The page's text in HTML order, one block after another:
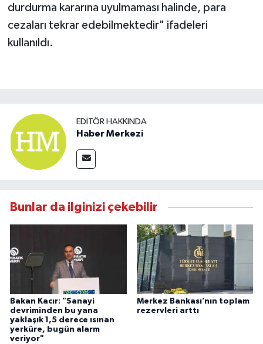
durdurma kararına uyulmaması halinde, para
cezaları tekrar edebilmektedir" ifadeleri
kullanıldı.
EDITÖR HAKKINDA
Haber Merkezi
Bunlar da ilginizi çekebilir
Bakan Kacır: "Sanayi
devriminden bu yana
yaklaşık 1,5 derece ısınan
yerküre, bugün alarm
veriyor"
Merkez Bankası’nın toplam
rezervleri arttı